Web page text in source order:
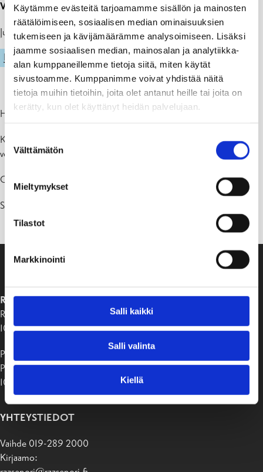
Käytämme evästeitä tarjoamamme sisällön ja mainosten
räätälöimiseen, sosiaalisen median ominaisuuksien
tukemiseen ja kävijämäärämme analysoimiseen. Lisäksi
jaamme sosiaalisen median, mainosalan ja analytiikka-
alan kumppaneillemme tietoja siitä, miten käytät
sivustoamme. Kumppanimme voivat yhdistää näitä
tietoja muihin tietoihin, joita olet antanut heille tai joita on
kerätty, kun olet käyttänyt heidän palvelujaan.
Suostumuksen
valinta
Välttämätön
Mieltymykset
Tilastot
Markkinointi
Salli kaikki
Salli valinta
Kiellä
VARATTU KESKIVIIKKOISIN KLO 11.15-11.45
Julkaistu: 28.02.25
LIIKUNTA
HUOM!
Keskiviikkoisin klo 11.15-11.45
terapia-allas on varattu
vesijumppaa varten.
Osallistujien enimmäismäärä on 25 kpl.
Sisäänpääsy + 2,50 € drop-in maksu
RAASEPORIN KAUPUNKI
Raaseporintie 37
10650 Tammisaari
Postiosoite:
PB 58
10611 Raasepori
YHTEYSTIEDOT
Vaihde 019-289 2000
Kirjaamo: